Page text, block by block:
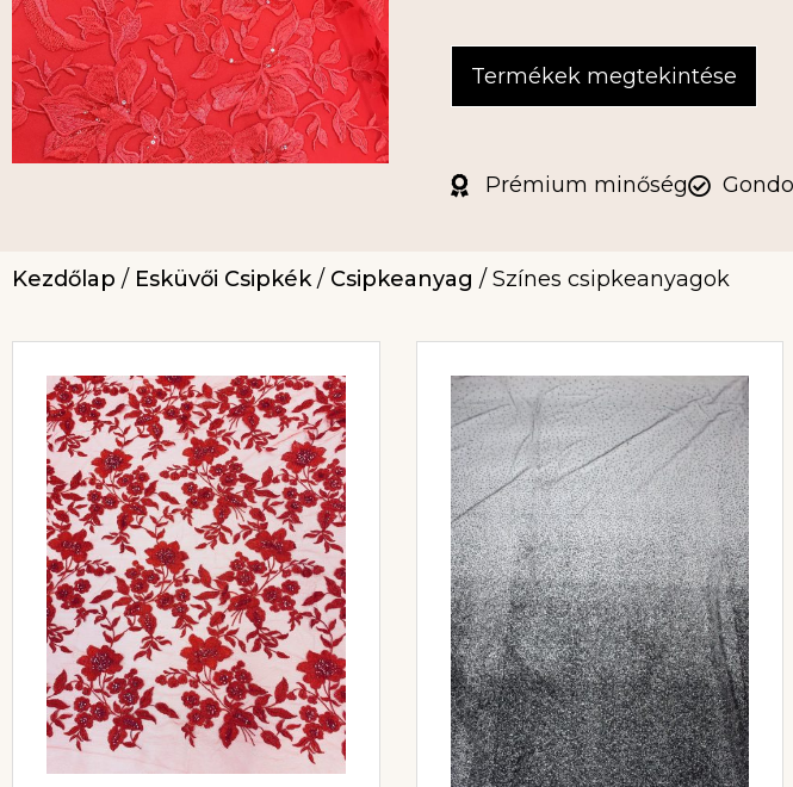
Termékek megtekintése
Prémium minőség
Kezdőlap / Esküvői Csipkék/ Csipkeanyag / Színes csipkeanyagok